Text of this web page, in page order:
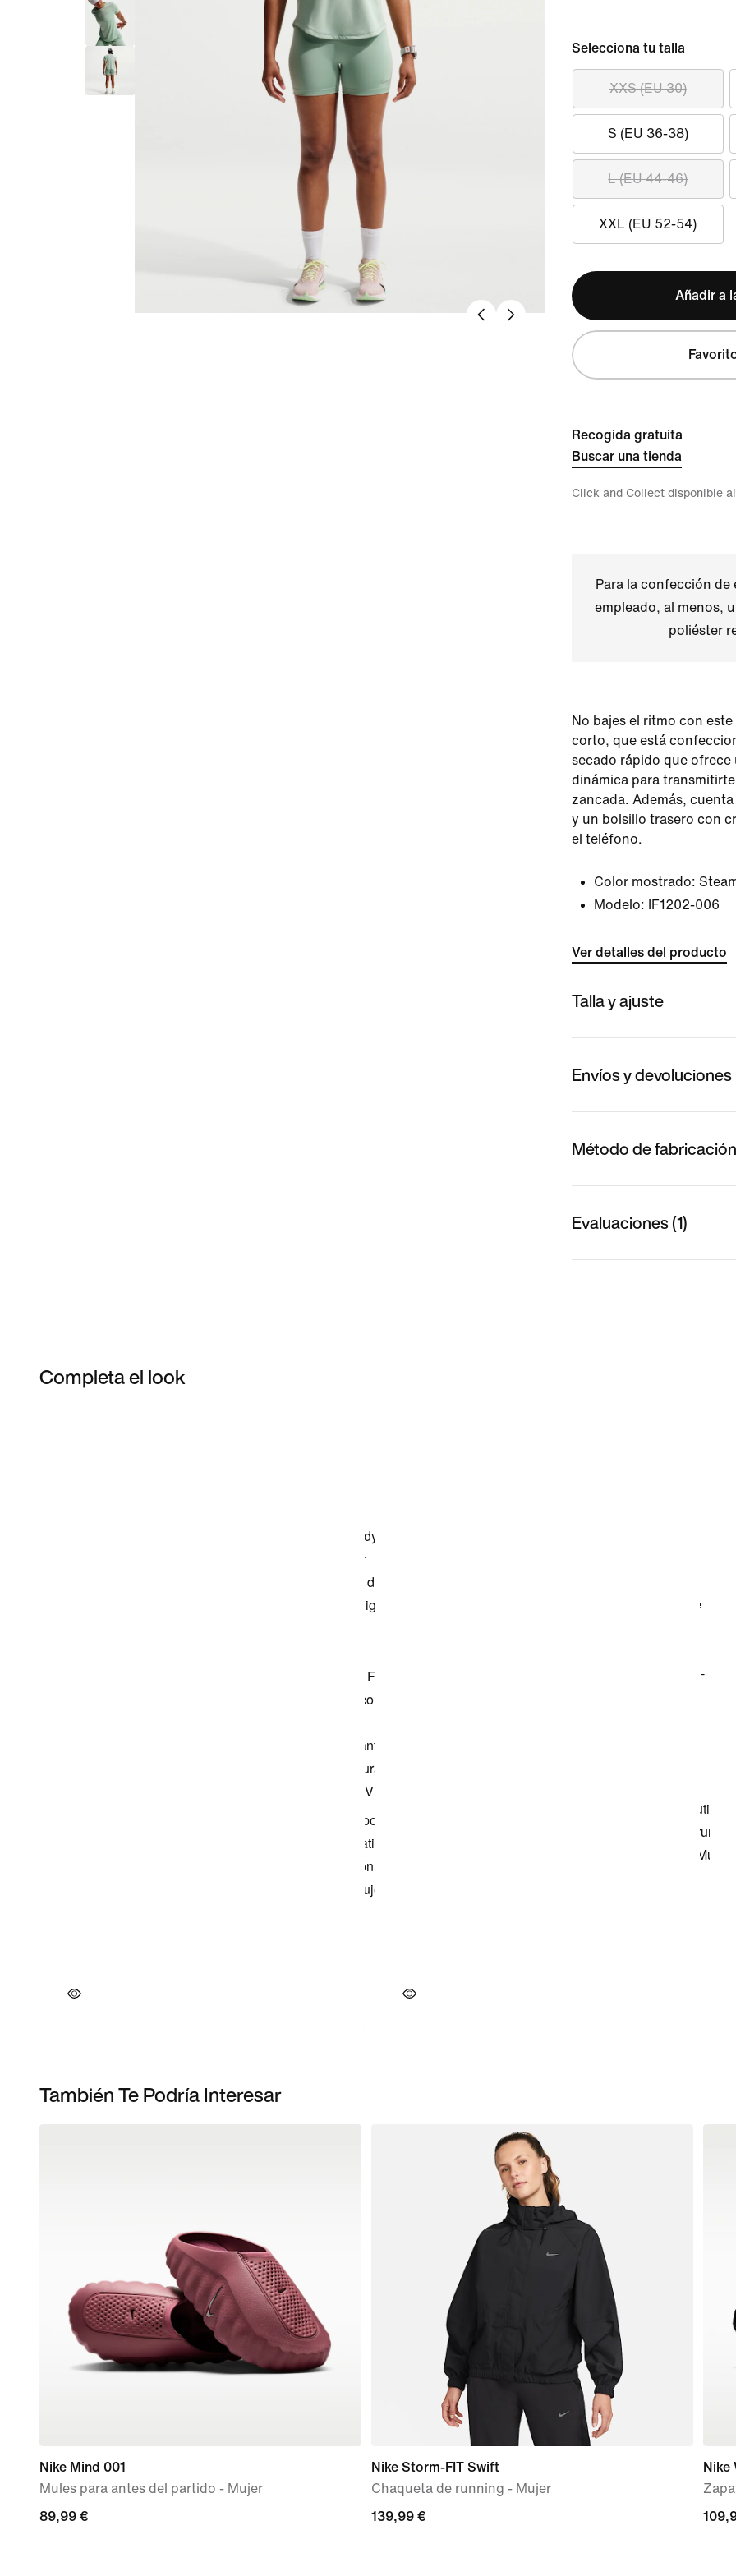
Selecciona tu talla
XXS (EU 30)
S (EU 36-38)
L (EU 44-46)
XXL (EU 52-54)
Añadir a
Recogida gratuita
Buscar una tienda
Click and Collect disponible
Para la confección
empleado, al menos,
poliéster
No bajes el ritmo con
corto, que está
secado rápido que ofrece
dinámica para
zancada. Además,
y un bolsillo trasero con
el teléfono.
Color mostrado:
Modelo:
IF1202-006
Ver detalles del producto
Talla y ajuste
Envíos y devoluciones
Método de fabricación
Evaluaciones (1)
Completa el look
También Te Podría Interesar
Nike Mind 001
Mules para antes del partido - Mujer
89,99 €
89,99 €
Nike Storm-FIT Swift
Chaqueta de running - Mujer
139,99 €
139,99 €
Nike